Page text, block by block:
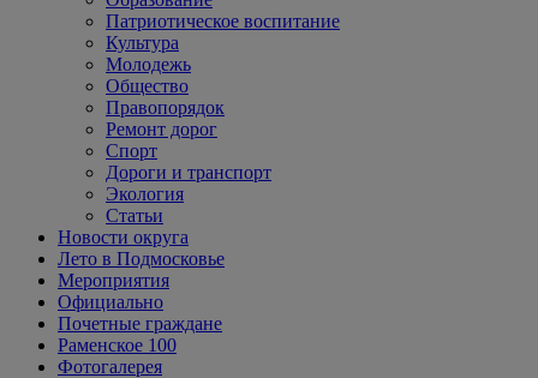
Патриотическое воспитание
Культура
Молодежь
Общество
Правопорядок
Ремонт дорог
Спорт
Дороги и транспорт
Экология
Статьи
Новости округа
Лето в Подмосковье
Мероприятия
Официально
Почетные граждане
Раменское 100
Фотогалерея